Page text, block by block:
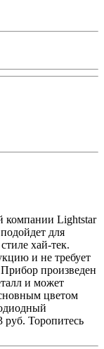
компании Lightstar
для
хай-тек.
и не требует
произведен
и может
цветом
руб. Торопитесь